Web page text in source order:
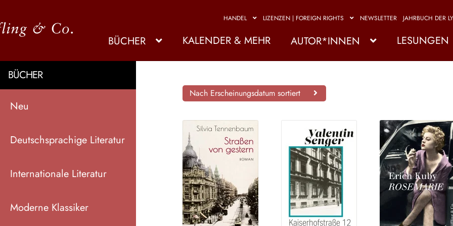
HANDEL LIZENZEN | FOREIGN RIGHTS NEWSLETTER JAHRBUCH DER
BÜCHER KALENDER & MEHR AUTOR*INNEN LESUNGEN
BÜCHER
Neu
Deutschsprachige Literatur
Internationale Literatur
Moderne Klassiker
Nach Erscheinungsdatum sortiert